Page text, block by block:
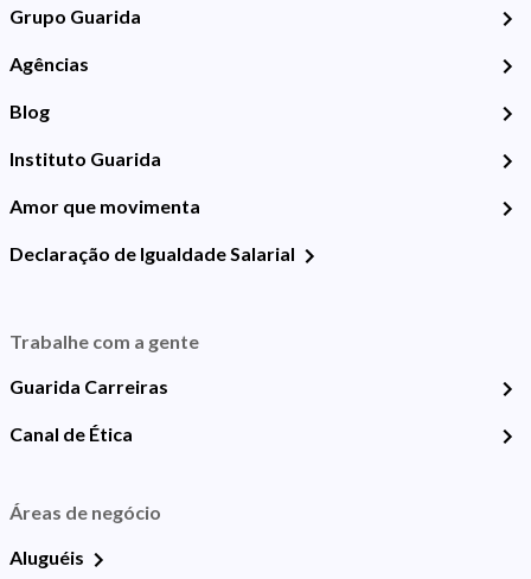
Grupo Guarida
Agências
Blog
Instituto Guarida
Amor que movimenta
Declaração de Igualdade Salarial
Trabalhe com a gente
Guarida Carreiras
Canal de Ética
Áreas de negócio
Aluguéis